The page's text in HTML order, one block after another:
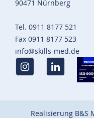
90471 Nürnberg
Tel. 0911 8177 521
Fax 0911 8177 523
info@skills-med.de
Realisierung B&S